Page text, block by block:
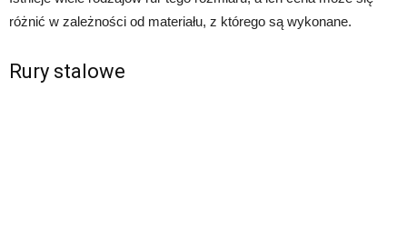
różnić w zależności od materiału, z którego są wykonane.
Rury stalowe